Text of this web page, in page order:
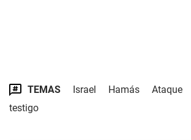
TEMAS Israel Hamás Ataque
testigo